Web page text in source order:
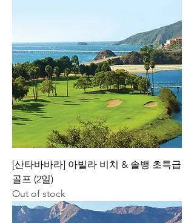
[산타바바라] 아빌라 비치 & 솔뱅 초특급
골프 (2일)
Out of stock